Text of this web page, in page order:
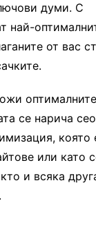
думи. С
най-
от вас
оптималните
се нарича сео
която
или като
и всяка